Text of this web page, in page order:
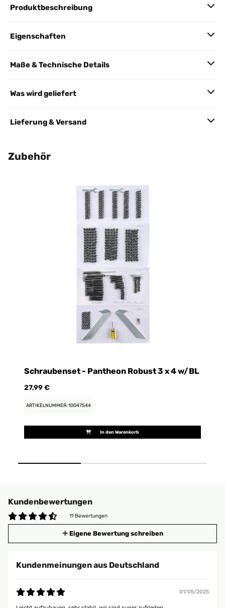
Produktbeschreibung
Eigenschaften
Maße & Technische Details
Was wird geliefert
Lieferung & Versand
Zubehör
Schraubenset - Pantheon Robust 3 x 4 w/BL
27,99 €
ARTIKELNUMMER: 10047544
In den Warenkorb
Kundenbewertungen
11 Bewertungen
Eigene Bewertung schreiben
Kundenmeinungen aus Deutschland
01/05/2025